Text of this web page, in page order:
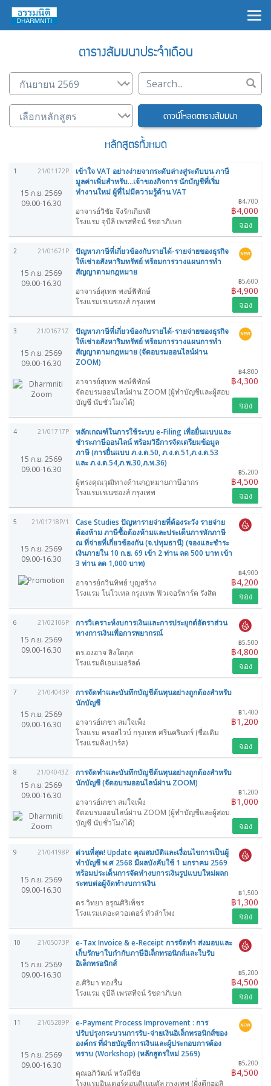
ตารางสัมมนาประจำเดือน
ดาวน์โหลดตารางสัมมนา
หลักสูตรทั้งหมด
1 21/01172P
15 ก.ย. 2569
09.00-16.30
เข้าใจ VAT อย่างง่ายจากระดับล่างสู่ระดับบน ภาษี
มูลค่าเพิ่มสำหรับ...เจ้าของกิจการ นักบัญชีที่เริ่ม
ทำงานใหม่ ผู้ที่ไม่มีความรู้ด้าน VAT
฿4,700
฿4,000
อาจารย์วิชัย จึงรักเกียรติ
โรงแรม จุบีลี เพรสทีจน์ รัชดาภิเษก
จอง
2 21/01671P
15 ก.ย. 2569
09.00-16.30
ปัญหาภาษีที่เกี่ยวข้องกับรายได้-รายจ่ายของธุรกิจ
ให้เช่าอสังหาริมทรัพย์ พร้อมการวางแผนการทำ
สัญญาตามกฎหมาย
฿5,600
฿4,900
อาจารย์สุเทพ พงษ์พิทักษ์
โรงแรมเรเนซองส์ กรุงเทพ
จอง
3 21/01671Z
15 ก.ย. 2569
09.00-16.30
ปัญหาภาษีที่เกี่ยวข้องกับรายได้-รายจ่ายของธุรกิจ
ให้เช่าอสังหาริมทรัพย์ พร้อมการวางแผนการทำ
สัญญาตามกฎหมาย (จัดอบรมออนไลน์ผ่าน
ZOOM)
฿4,800
฿4,300
อาจารย์สุเทพ พงษ์พิทักษ์
จัดอบรมออนไลน์ผ่าน ZOOM (ผู้ทำบัญชีและผู้สอบ
บัญชี นับชั่วโมงได้)
จอง
4 21/01717P
15 ก.ย. 2569
09.00-16.30
หลักเกณฑ์ในการใช้ระบบ e-Filing เพื่อยื่นแบบและ
ชำระภาษีออนไลน์ พร้อมวิธีการจัดเตรียมข้อมูล
ภาษี (การยื่นแบบ ภ.ง.ด.50, ภ.ง.ด.51,ภ.ง.ด.53
และ ภ.ง.ด.54,ภ.พ.30,ภ.พ.36)
฿5,200
฿4,500
ผู้ทรงคุณวุฒิทางด้านกฎหมายภาษีอากร
โรงแรมเรเนซองส์ กรุงเทพ
จอง
5 21/01718P/1
15 ก.ย. 2569
09.00-16.30
Case Studies ปัญหารายจ่ายที่ต้องระวัง รายจ่าย
ต้องห้าม ภาษีซื้อต้องห้ามและประเด็นการหักภาษี
ณ ที่จ่ายที่เกี่ยวข้องกัน (จ.ปทุมธานี) (จองและชำระ
เงินภายใน 10 ก.ย. 69 เข้า 2 ท่าน ลด 500 บาท เข้า
3 ท่าน ลด 1,000 บาท)
฿4,900
฿4,200
อาจารย์กวินทิพย์ บุญสร้าง
โรงแรม โนโวเทล กรุงเทพ ฟิวเจอร์พาร์ค รังสิต
จอง
6 21/02106P
15 ก.ย. 2569
09.00-16.30
การวิเคราะห์งบการเงินและการประยุกต์อัตราส่วน
ทางการเงินเพื่อการพยากรณ์
฿5,500
฿4,800
ดร.องอาจ สิงโตกุล
โรงแรมดิเอมเมอรัลด์
จอง
7 21/04043P
15 ก.ย. 2569
09.00-16.30
การจัดทำและบันทึกบัญชีต้นทุนอย่างถูกต้องสำหรับ
นักบัญชี
฿1,400
฿1,200
อาจารย์เกชา สมใจเพ็ง
โรงแรม ครอสไวบ์ กรุงเทพ ศรีนครินทร์ (ชื่อเดิม
โรงแรมคิงปาร์ค)
จอง
8 21/04043Z
15 ก.ย. 2569
09.00-16.30
การจัดทำและบันทึกบัญชีต้นทุนอย่างถูกต้องสำหรับ
นักบัญชี (จัดอบรมออนไลน์ผ่าน ZOOM)
฿1,200
฿1,000
อาจารย์เกชา สมใจเพ็ง
จัดอบรมออนไลน์ผ่าน ZOOM (ผู้ทำบัญชีและผู้สอบ
บัญชี นับชั่วโมงได้)
จอง
9 21/04198P
15 ก.ย. 2569
09.00-16.30
ด่วนที่สุด! Update คุณสมบัติและเงื่อนไขการเป็นผู้
ทำบัญชี พ.ศ 2568 มีผลบังคับใช้ 1 มกราคม 2569
พร้อมประเด็นการจัดทำงบการเงินรูปแบบใหม่ผลก
ระทบต่อผู้จัดทำงบการเงิน
฿1,500
฿1,300
ดร.วิทยา อรุณศิริเพ็ชร
โรงแรมเดอะควอเตอร์ หัวลำโพง
จอง
10 21/05073P
15 ก.ย. 2569
09.00-16.30
e-Tax Invoice & e-Receipt การจัดทำ ส่งมอบและ
เก็บรักษาใบกำกับภาษีอิเล็กทรอนิกส์และใบรับ
อิเล็กทรอนิกส์
฿5,200
฿4,500
อ.ศิริมา ทองรื่น
โรงแรม จุบีลี เพรสทีจน์ รัชดาภิเษก
จอง
11 21/05289P
15 ก.ย. 2569
09.00-16.30
e-Payment Process Improvement : การ
ปรับปรุงกระบวนการรับ-จ่ายเงินอิเล็กทรอนิกส์ของ
องค์กร ที่ฝ่ายบัญชีการเงินและผู้ประกอบการต้อง
ทราบ (Workshop) (หลักสูตรใหม่ 2569)
฿5,200
฿4,500
คุณอภิวัฒน์ หวังมีชัย
โรงแรมอินเตอร์คอนติเนนตัล กรุงเทพ (ฝั่งตึกฮอลิ
×